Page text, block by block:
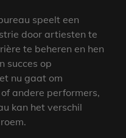
speelt een
door artiesten te
te beheren en hen
succes op
nu gaat om
andere performers,
kan het verschil